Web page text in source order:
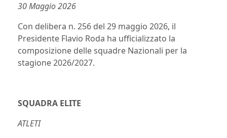
30 Maggio 2026
Con delibera n. 256 del 29 maggio 2026, il
Presidente Flavio Roda ha ufficializzato la
composizione delle squadre Nazionali per la
stagione 2026/2027.
SQUADRA ELITE
ATLETI